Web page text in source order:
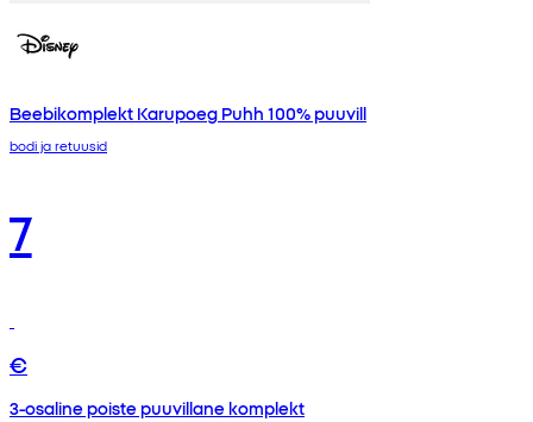
Beebikomplekt Karupoeg Puhh 100% puuvill
bodi ja retuusid
7
€
3-osaline poiste puuvillane komplekt